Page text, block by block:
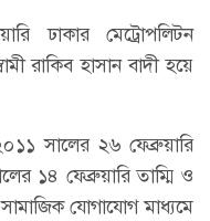
ঢাকার মেট্রোপলিটন
রাকিব হাসান বাদী হয়ে
সালের ২৬ ফেব্রুয়ারি
১৪ ফেব্রুয়ারি তাম্মি ও
যোগাযোগ মাধ্যমে